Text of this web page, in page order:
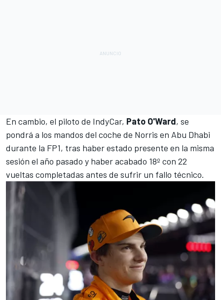
En cambio, el piloto de IndyCar, Pato O'Ward, se
pondrá a los mandos del coche de Norris en Abu Dhabi
durante la FP1, tras haber estado presente en la misma
sesión el año pasado y haber acabado 18º con 22
vueltas completadas antes de sufrir un fallo técnico.